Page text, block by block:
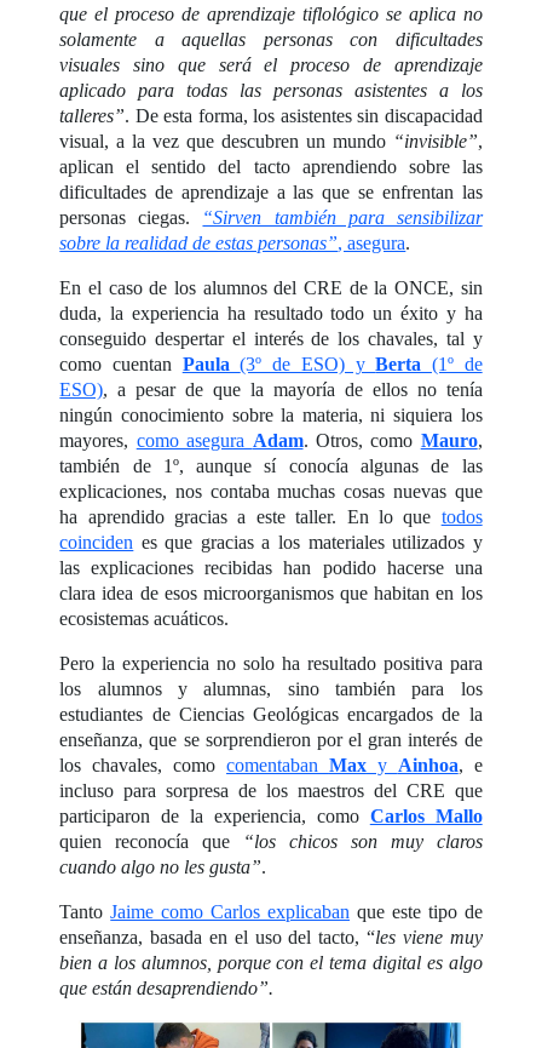
que el proceso de aprendizaje tiflológico se aplica no
solamente a aquellas personas con dificultades
visuales sino que será el proceso de aprendizaje
aplicado para todas las personas asistentes a los
talleres”. De esta forma, los asistentes sin discapacidad
visual, a la vez que descubren un mundo “invisible”,
aplican el sentido del tacto aprendiendo sobre las
dificultades de aprendizaje a las que se enfrentan las
personas ciegas. “Sirven también para sensibilizar
sobre la realidad de estas personas”, asegura.
En el caso de los alumnos del CRE de la ONCE, sin
duda, la experiencia ha resultado todo un éxito y ha
conseguido despertar el interés de los chavales, tal y
como cuentan Paula(3º de ESO) yBerta (1º de
ESO), a pesar de que la mayoría de ellos no tenía
ningún conocimiento sobre la materia, ni siquiera los
mayores, como asegura Adam. Otros, como Mauro,
también de 1º, aunque sí conocía algunas de las
explicaciones, nos contaba muchas cosas nuevas que
ha aprendido gracias a este taller. En lo que todos
coinciden es que gracias a los materiales utilizados y
las explicaciones recibidas han podido hacerse una
clara idea de esos microorganismos que habitan en los
ecosistemas acuáticos.
Pero la experiencia no solo ha resultado positiva para
los alumnos y alumnas, sino también para los
estudiantes de Ciencias Geológicas encargados de la
enseñanza, que se sorprendieron por el gran interés de
los chavales, comocomentaban Maxy Ainhoa, e
incluso para sorpresa de los maestros del CRE que
participaron de la experiencia, como Carlos Mallo
quien reconocía que
“los chicos son muy claros
cuando algo no les gusta”.
TantoJaime como Carlos explicaban que este tipo de
enseñanza, basada en el uso del tacto, “les viene muy
bien a los alumnos, porque con el tema digital es algo
que están desaprendiendo”.